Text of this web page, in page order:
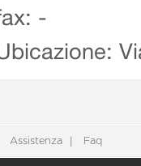
-
Assistenza Faq